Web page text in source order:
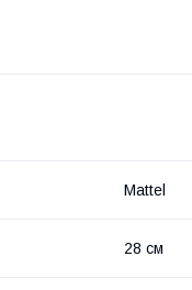
Mattel
28 см